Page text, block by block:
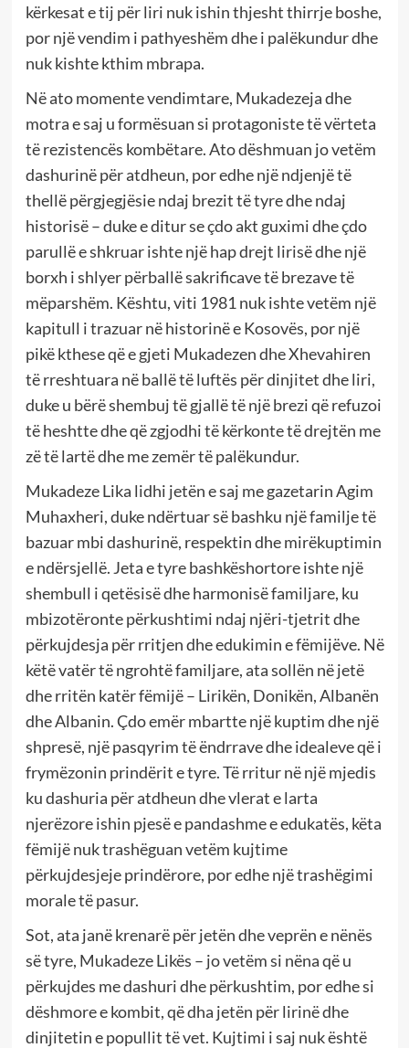
kërkesat e tij për liri nuk ishin thjesht thirrje boshe,
por një vendim i pathyeshëm dhe i palëkundur dhe
nuk kishte kthim mbrapa.
Në ato momente vendimtare, Mukadezeja dhe
motra e saj u formësuan si protagoniste të vërteta
të rezistencës kombëtare. Ato dëshmuan jo vetëm
dashurinë për atdheun, por edhe një ndjenjë të
thellë përgjegjësie ndaj brezit të tyre dhe ndaj
historisë – duke e ditur se çdo akt guximi dhe çdo
parullë e shkruar ishte një hap drejt lirisë dhe një
borxh i shlyer përballë sakrificave të brezave të
mëparshëm. Kështu, viti 1981 nuk ishte vetëm një
kapitull i trazuar në historinë e Kosovës, por një
pikë kthese që e gjeti Mukadezen dhe Xhevahiren
të rreshtuara në ballë të luftës për dinjitet dhe liri,
duke u bërë shembuj të gjallë të një brezi që refuzoi
të heshtte dhe që zgjodhi të kërkonte të drejtën me
zë të lartë dhe me zemër të palëkundur.
Mukadeze Lika lidhi jetën e saj me gazetarin Agim
Muhaxheri, duke ndërtuar së bashku një familje të
bazuar mbi dashurinë, respektin dhe mirëkuptimin
e ndërsjellë. Jeta e tyre bashkëshortore ishte një
shembull i qetësisë dhe harmonisë familjare, ku
mbizotëronte përkushtimi ndaj njëri-tjetrit dhe
përkujdesja për rritjen dhe edukimin e fëmijëve. Në
këtë vatër të ngrohtë familjare, ata sollën në jetë
dhe rritën katër fëmijë – Lirikën, Donikën, Albanën
dhe Albanin. Çdo emër mbartte një kuptim dhe një
shpresë, një pasqyrim të ëndrrave dhe idealeve që i
frymëzonin prindërit e tyre. Të rritur në një mjedis
ku dashuria për atdheun dhe vlerat e larta
njerëzore ishin pjesë e pandashme e edukatës, këta
fëmijë nuk trashëguan vetëm kujtime
përkujdesjeje prindërore, por edhe një trashëgimi
morale të pasur.
Sot, ata janë krenarë për jetën dhe veprën e nënës
së tyre, Mukadeze Likës – jo vetëm si nëna që u
përkujdes me dashuri dhe përkushtim, por edhe si
dëshmore e kombit, që dha jetën për lirinë dhe
dinjitetin e popullit të vet. Kujtimi i saj nuk është